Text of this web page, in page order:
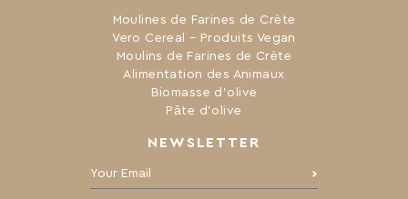
NEWSLETTER
Your Email:
Moulines de Farines de Crète
Vero Cereal – Produits Vegan
Moulins de Farines de Crète
Alimentation des Animaux
Biomasse d’olive
Pâte d’olive